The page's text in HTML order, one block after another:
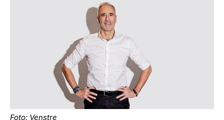
Foto: Venstre